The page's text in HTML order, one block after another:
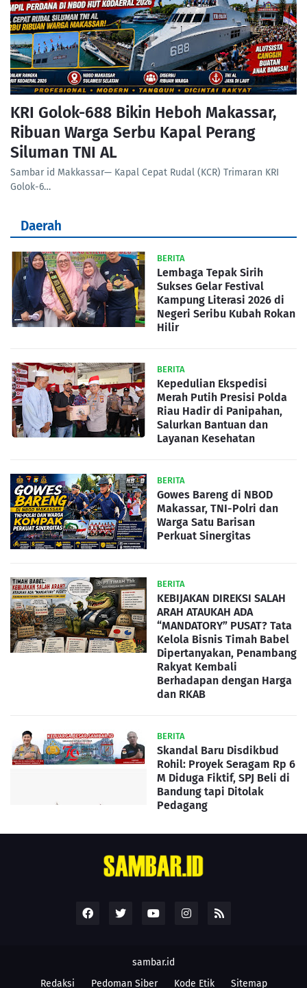
KRI Golok-688 Bikin Heboh Makassar,
Ribuan Warga Serbu Kapal Perang
Siluman TNI AL
Sambar id Makkassar— Kapal Cepat Rudal (KCR) Trimaran KRI
Golok-6…
Daerah
BERITA
Lembaga Tepak Sirih
Sukses Gelar Festival
Kampung Literasi 2026 di
Negeri Seribu Kubah Rokan
Hilir
BERITA
Kepedulian Ekspedisi
Merah Putih Presisi Polda
Riau Hadir di Panipahan,
Salurkan Bantuan dan
Layanan Kesehatan
BERITA
Gowes Bareng di NBOD
Makassar, TNI-Polri dan
Warga Satu Barisan
Perkuat Sinergitas
BERITA
KEBIJAKAN DIREKSI SALAH
ARAH ATAUKAH ADA
“MANDATORY” PUSAT? Tata
Kelola Bisnis Timah Babel
Dipertanyakan, Penambang
Rakyat Kembali
Berhadapan dengan Harga
dan RKAB
BERITA
Skandal Baru Disdikbud
Rohil: Proyek Seragam Rp 6
M Diduga Fiktif, SPJ Beli di
Bandung tapi Ditolak
Pedagang
sambar.id
Redaksi
Pedoman Siber Kode Etik Sitemap